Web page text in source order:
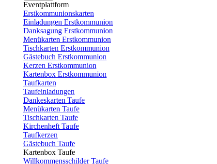
Eventplattform
Erstkommunionskarten
Einladungen Erstkommunion
Danksagung Erstkommunion
Menükarten Erstkommunion
Tischkarten Erstkommunion
Gästebuch Erstkommunion
Kerzen Erstkommunion
Kartenbox Erstkommunion
Taufkarten
Taufeinladungen
Dankeskarten Taufe
Menükarten Taufe
Tischkarten Taufe
Kirchenheft Taufe
Taufkerzen
Gästebuch Taufe
Kartenbox Taufe
Willkommensschilder Taufe